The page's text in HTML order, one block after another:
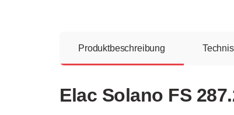
Produktbeschreibung
Elac Solano FS